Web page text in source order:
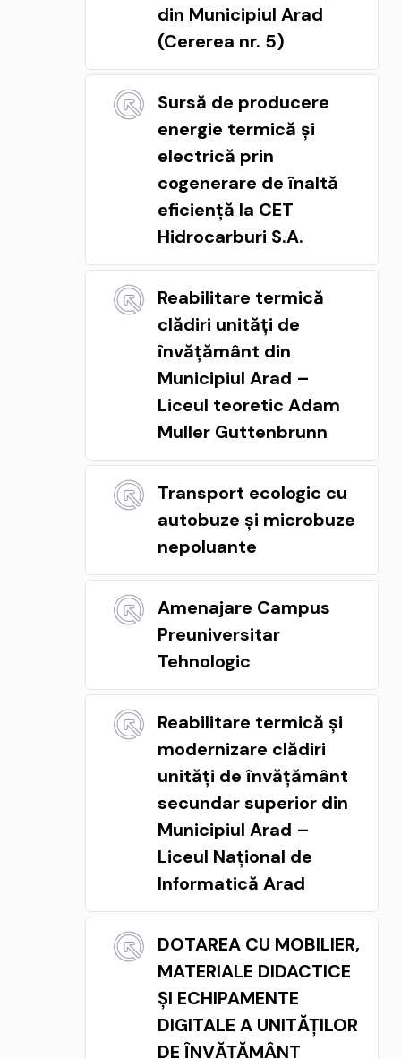
din Municipiul Arad
(Cererea nr. 5)
Sursă de producere
energie termică și
electrică prin
cogenerare de înaltă
eficiență la CET
Hidrocarburi S.A.
Reabilitare termică
clădiri unități de
învățământ din
Municipiul Arad –
Liceul teoretic Adam
Muller Guttenbrunn
Transport ecologic cu
autobuze și microbuze
nepoluante
Amenajare Campus
Preuniversitar
Tehnologic
Reabilitare termică și
modernizare clădiri
unități de învățământ
secundar superior din
Municipiul Arad –
Liceul Național de
Informatică Arad
DOTAREA CU MOBILIER,
MATERIALE DIDACTICE
ȘI ECHIPAMENTE
DIGITALE A UNITĂȚILOR
DE ÎNVĂȚĂMÂNT